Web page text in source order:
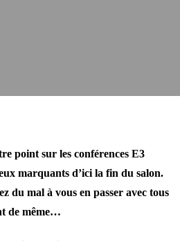
point sur les conférences E3
marquants d’ici la fin du salon.
du mal à vous en passer avec tous
de même…